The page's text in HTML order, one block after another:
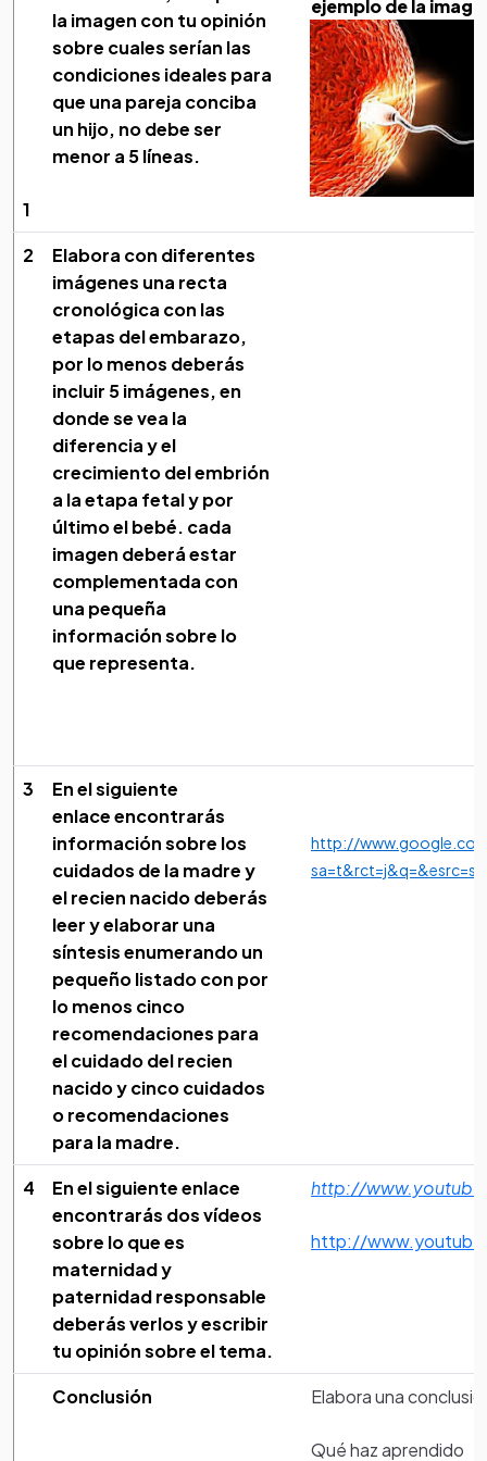
sobre el tema.
1
la imagen con tu opinión
sobre cuales serían las
condiciones ideales para
que una pareja conciba
un hijo, no debe ser
menor a 5 líneas.
ejemplo de la
2
Elabora con diferentes
imágenes una recta
cronológica con las
etapas del embarazo,
por lo menos deberás
incluir 5 imágenes, en
donde se vea la
diferencia y el
crecimiento del embrión
a la etapa fetal y por
último el bebé. cada
imagen deberá estar
complementada con
una pequeña
información sobre lo
que representa.
3
En el siguiente
enlace encontrarás
información sobre los
cuidados de la madre y
el recien nacido deberás
leer y elaborar una
síntesis enumerando un
pequeño listado con por
lo menos cinco
recomendaciones para
el cuidado del recien
nacido y cinco cuidados
o recomendaciones
para la madre.
http://
4
En el siguiente enlace
encontrarás dos vídeos
sobre lo que es
maternidad y
paternidad responsable
deberás verlos y escribir
tu opinión sobre el tema.
http://
http://
Conclusión Elabora una
Qué haz aprendido